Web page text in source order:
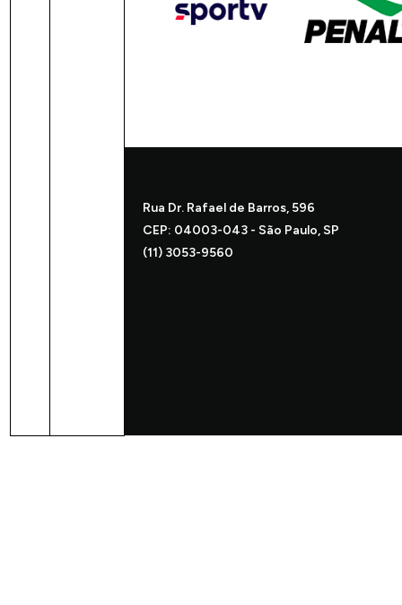
Rua Dr. Rafael de Barros, 596
CEP: 04003-043 - São Paulo, SP
(11) 3053-9560